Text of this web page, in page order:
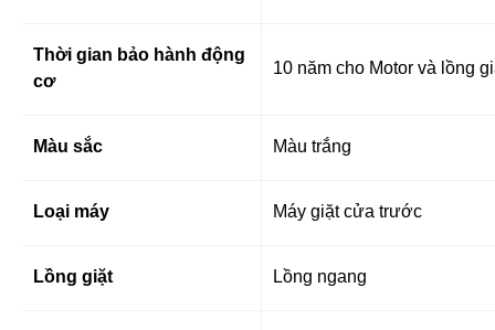
Thời gian bảo hành động
cơ
10 năm cho Motor và lồng
Màu sắc Màu trắng
Loại máy Máy giặt cửa trước
Lồng giặt Lồng ngang